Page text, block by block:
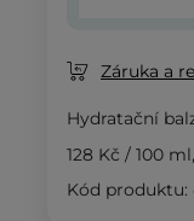
Záruka a
Hydratační
128 Kč / 100 ml
Kód produktu: